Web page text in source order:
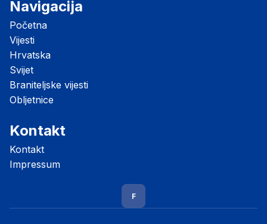
Navigacija
Početna
Vijesti
Hrvatska
Svijet
Braniteljske vijesti
Obljetnice
Kontakt
Kontakt
Impressum
F